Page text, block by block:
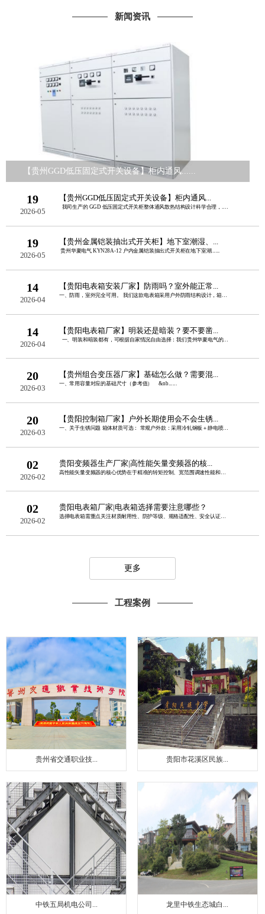
新闻资讯
【贵州GGD低压固定式开关设备】柜内通风......
19
2026-05
【贵州GGD低压固定式开关设备】柜内通风...
19
2026-05
【贵州金属铠装抽出式开关柜】地下室潮湿、...
贵州华夏电气 KYN28A‑12 户内金属铠装抽出式开关柜在地下室潮......
14
2026-04
【贵阳电表箱安装厂家】防雨吗？室外能正常...
一、防雨，室外完全可用。 我们这款电表箱采用户外防雨结构设计，箱盖加宽外翻边......
14
2026-04
【贵阳电表箱厂家】明装还是暗装？要不要凿...
一、明装和暗装都有，可根据自家情况自由选择：我们贵州华夏电气的电表......
20
2026-03
【贵州组合变压器厂家】基础怎么做？需要混...
一、常用容量对应的基础尺寸（参考值） &nb......
20
2026-03
【贵阳控制箱厂家】户外长期使用会不会生锈...
一、关于生锈问题 箱体材质可选： 常规户外款：采用冷轧钢板＋静电喷塑，双......
02
2026-02
贵阳变频器生产厂家|高性能矢量变频器的核...
高性能矢量变频器的核心优势在于精准的转矩控制、宽范围调速性能和强负载适应能力，同......
02
2026-02
贵阳电表箱厂家|电表箱选择需要注意哪些？
选择电表箱需重点关注材质耐用性、防护等级、规格适配性、安全认证、安装便捷性这五点......
更多
工程案例
贵州省交通职业技... 贵阳市花溪区民族...
中铁五局机电公司... 龙里中铁生态城白...